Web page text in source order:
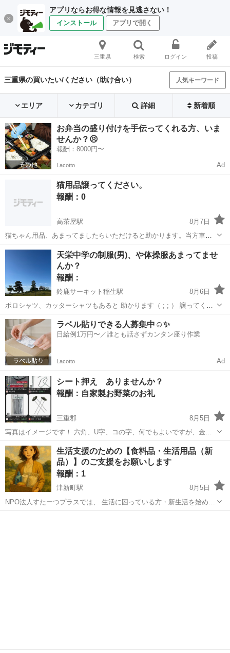
アプリならお得な情報を見逃さない！
インストール アプリで開く
三重県 検索 ログイン 投稿
三重県の買いたい/ください（助け合い） 人気キーワード
エリア カテゴリ 詳細 新着順
お弁当の盛り付けを手伝ってくれる方、いま
せんか？😣
報酬：8000円〜
Lacotto Ad
猫用品譲ってください。
報酬：0
高茶屋駅
8月7日
猫ちゃん用品、あまってましたらいただけると助かります。当方車が
ないのと足腰不自由なため、自宅まで持ってきていただける方よろし
くお願い致します。消耗品のペットシートやネコ砂や猫えさおもちゃ
などあればありがたいです。
三重 津市 高茶屋駅 買いたい/ください シート
天栄中学の制服(男)、や体操服あまってませ
んか？
報酬：
鈴鹿サーキット稲生駅
8月6日
ポロシャツ、カッターシャツもあると 助かります（ ; ; ） 譲ってくだ
さる方はいませんか？？ または、貸してくださる方はいませんか？？
（ ; ; ）
三重 鈴鹿市 鈴鹿サーキット稲生駅 買いたい/ください
ラベル貼りできる人募集中☺️✨
日給例1万円〜／誰とも話さずカンタン座り作業
Lacotto Ad
シート押え ありませんか？
報酬：自家製お野菜のお礼
三重郡
8月5日
写真はイメージです！ 六角、U字、コの字、何でもよいですが、金属
のものでお願いします🙇‍♀ 数がたくさんあると助かります。
三重 三重郡 買いたい/ください シート
生活支援のための【食料品・生活用品（新
品）】のご支援をお願いします
報酬：1
津新町駅
8月5日
NPO法人すたーつプラスでは、 生活に困っている方・新生活を始める
方への支援活動を行っています。 現在、 ① 食料品 ② 新品の生活用品